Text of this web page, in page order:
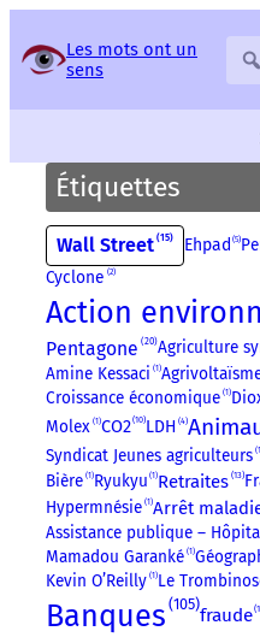
Les mots ont un
sens
Étiquettes
Wall Street 15 Ehpad 5
Cyclone 2
Action
Pentagone 20 Agriculture
Amine Kessaci 1
Croissance économique 1
Molex 1 CO2 10 LDH 4
Syndicat Jeunes agriculteurs 1
Bière 1 Ryukyu 1 Retraites 13
Hypermnésie 1 Arrêt
Assistance publique –
Mamadou Garanké 1
Kevin O’Reilly 1 Le
Banques 105
fraude
Panneau de gestion des